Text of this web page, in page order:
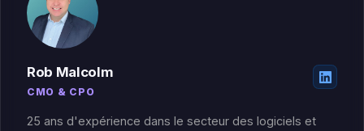
Rob Malcolm
CMO & CPO
25 ans d'expérience dans le secteur des logiciels et